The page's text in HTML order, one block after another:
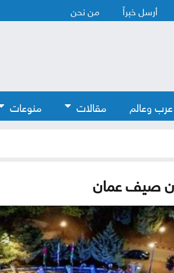
أرسل خبراً من نحن
عرب وعالم مقالات منوعات
صيف عمان